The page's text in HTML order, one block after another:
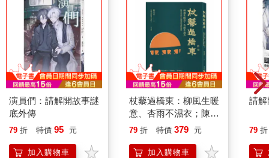
演員們：請解開故事謎
底外傳
79 折 特價 95 元
加入購物車
杖藜過橋東：柳風生暖
意、杏雨不濕衣；陳亮
恭談以心轉境的適齡漫
79 折 特價 379 元
加入購物車
請解
79 折